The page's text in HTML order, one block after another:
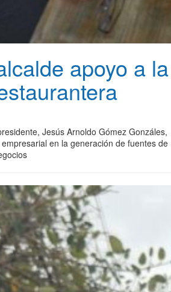
apoyo a la
Jesús Arnoldo Gómez Gonzáles,
en la generación de fuentes de